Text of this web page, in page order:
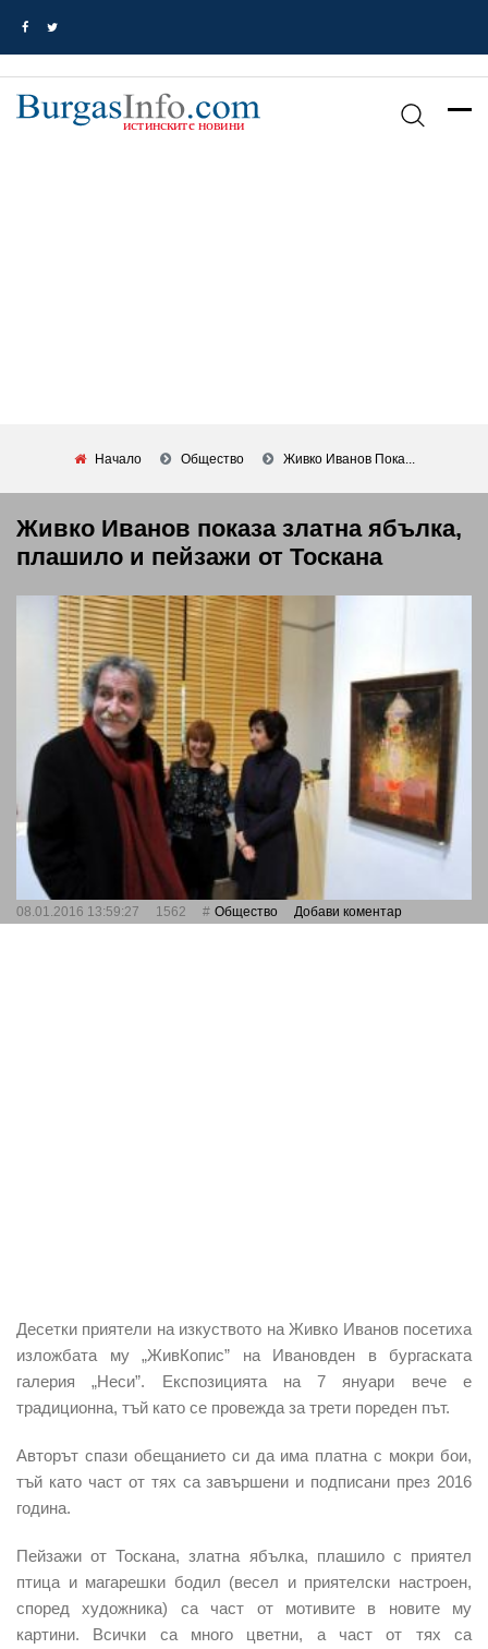
Начало Общество Живко Иванов Пока...
Живко Иванов показа златна ябълка,
плашило и пейзажи от Тоскана
08.01.2016 13:59:27 1562 Общество Добави коментар
Десетки приятели на изкуството на Живко Иванов посетиха
изложбата му „ЖивКопис” на Ивановден в бургаската
галерия „Неси”. Експозицията на 7 януари вече е
традиционна, тъй като се провежда за трети пореден път.
Авторът спази обещанието си да има платна с мокри бои,
тъй като част от тях са завършени и подписани през 2016
година.
Пейзажи от Тоскана, златна ябълка, плашило с приятел
птица и магарешки бодил (весел и приятелски настроен,
според художника) са част от мотивите в новите му
картини. Всички са много цветни, а част от тях са